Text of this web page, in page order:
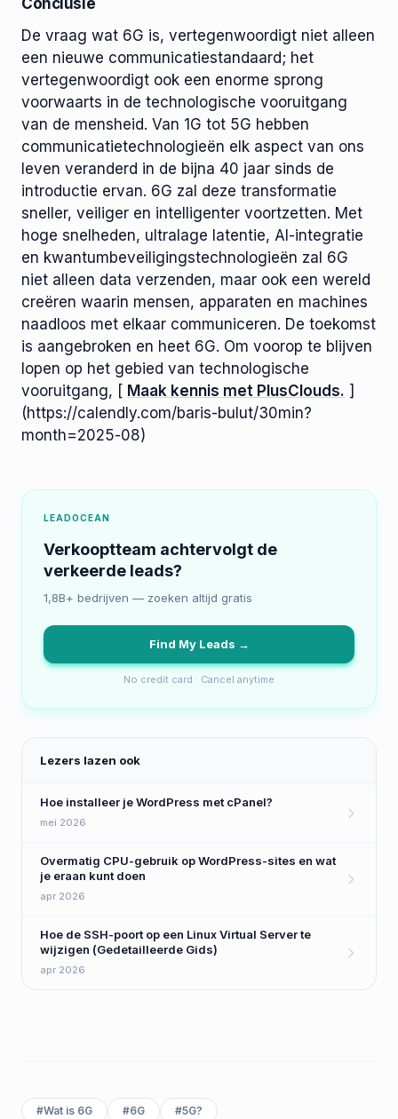
Conclusie
De vraag wat 6G is, vertegenwoordigt niet alleen
een nieuwe communicatiestandaard; het
vertegenwoordigt ook een enorme sprong
voorwaarts in de technologische vooruitgang
van de mensheid. Van 1G tot 5G hebben
communicatietechnologieën elk aspect van ons
leven veranderd in de bijna 40 jaar sinds de
introductie ervan. 6G zal deze transformatie
sneller, veiliger en intelligenter voortzetten. Met
hoge snelheden, ultralage latentie, AI-integratie
en kwantumbeveiligingstechnologieën zal 6G
niet alleen data verzenden, maar ook een wereld
creëren waarin mensen, apparaten en machines
naadloos met elkaar communiceren. De toekomst
is aangebroken en heet 6G. Om voorop te blijven
lopen op het gebied van technologische
vooruitgang, [ Maak kennis met PlusClouds. ]
(https://calendly.com/baris-bulut/30min?
month=2025-08)
LEADOCEAN
Verkooptteam achtervolgt de
verkeerde leads?
1,8B+ bedrijven — zoeken altijd gratis
Find My Leads →
No credit card · Cancel anytime
Lezers lazen ook
Hoe installeer je WordPress met cPanel?
mei 2026
Overmatig CPU-gebruik op WordPress-sites en wat
je eraan kunt doen
apr 2026
Hoe de SSH-poort op een Linux Virtual Server te
wijzigen (Gedetailleerde Gids)
apr 2026
#Wat is 6G #6G #5G?